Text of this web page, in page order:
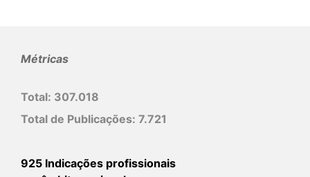
Métricas
Total: 307.018
Total de Publicações: 7.721
925 Indicações profissionais